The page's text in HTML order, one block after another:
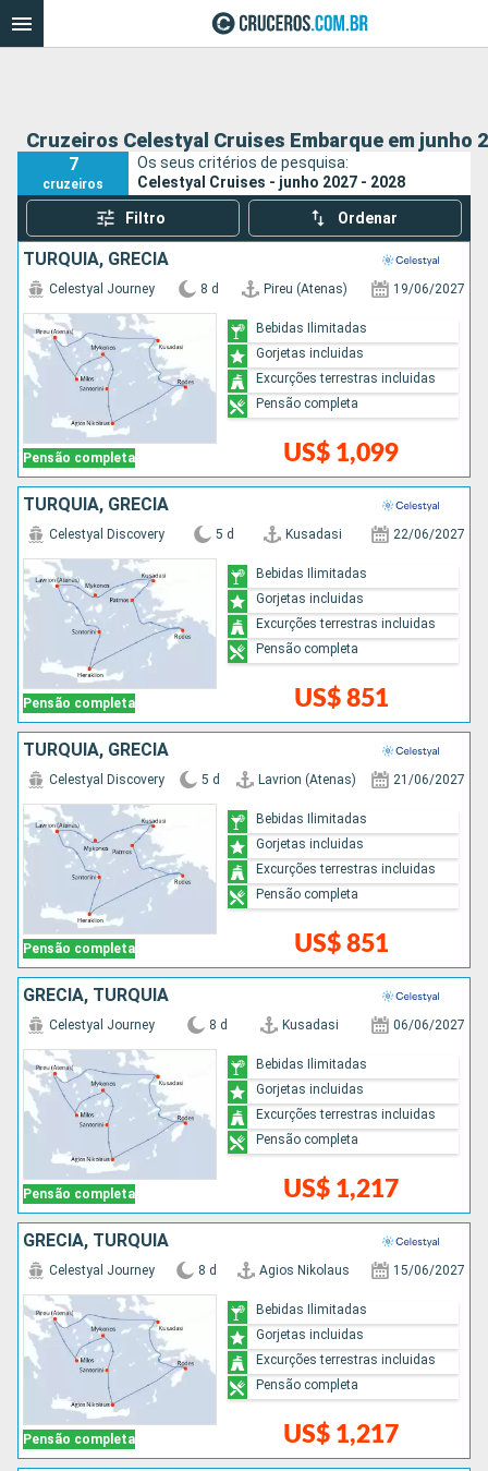
Cruzeiros Celestyal Cruises Embarque em junho
7
cruzeiros
Os seus critérios de pesquisa:
Celestyal Cruises - junho 2027 - 2028
Filtro Ordenar
TURQUIA, GRÉCIA
Pensão completa
Celestyal Journey 8 d Pireu (Atenas) 19/06/2027
US$ 1,099
Bebidas Ilimitadas
Gorjetas incluidas
Excurções terrestras incluidas
Pensão completa
TURQUIA, GRÉCIA
Pensão completa
Celestyal Discovery 5 d Kusadasi 22/06/2027
US$ 851
Bebidas Ilimitadas
Gorjetas incluidas
Excurções terrestras incluidas
Pensão completa
TURQUIA, GRÉCIA
Pensão completa
Celestyal Discovery 5 d Lavrion (Atenas) 21/06/2027
US$ 851
Bebidas Ilimitadas
Gorjetas incluidas
Excurções terrestras incluidas
Pensão completa
GRÉCIA, TURQUIA
Pensão completa
Celestyal Journey 8 d Kusadasi 06/06/2027
US$ 1,217
Bebidas Ilimitadas
Gorjetas incluidas
Excurções terrestras incluidas
Pensão completa
GRÉCIA, TURQUIA
Pensão completa
Celestyal Journey 8 d Agios Nikolaus 15/06/2027
US$ 1,217
Bebidas Ilimitadas
Gorjetas incluidas
Excurções terrestras incluidas
Pensão completa